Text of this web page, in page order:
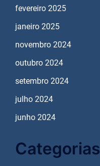
fevereiro 2025
janeiro 2025
novembro 2024
outubro 2024
setembro 2024
julho 2024
junho 2024
Categorias